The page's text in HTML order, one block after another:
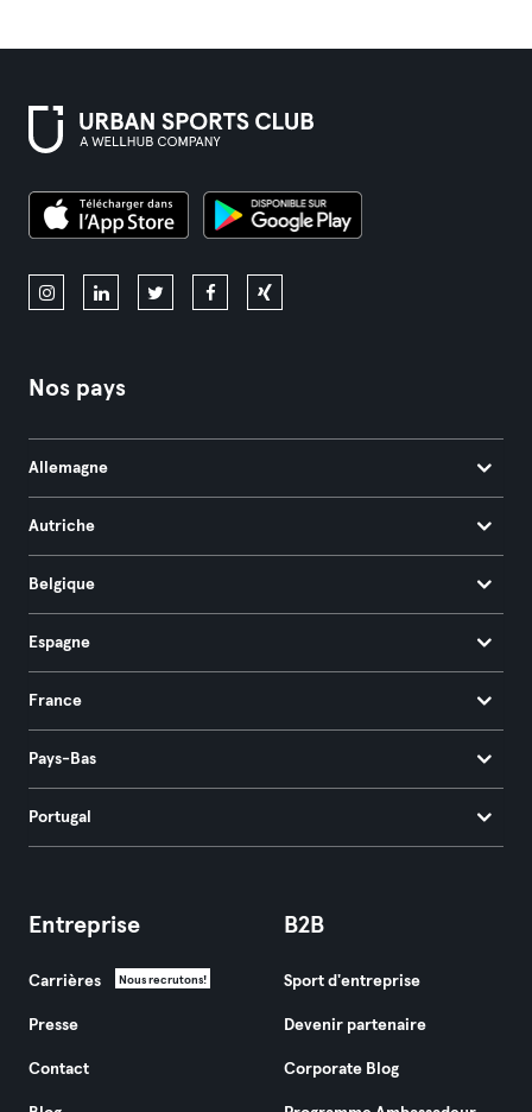
Nos pays
Allemagne
Autriche
Belgique
Espagne
France
Pays-Bas
Portugal
Entreprise
Carrières Nous recrutons!
Presse
Contact
B2B
Sport d'entreprise
Devenir partenaire
Corporate Blog